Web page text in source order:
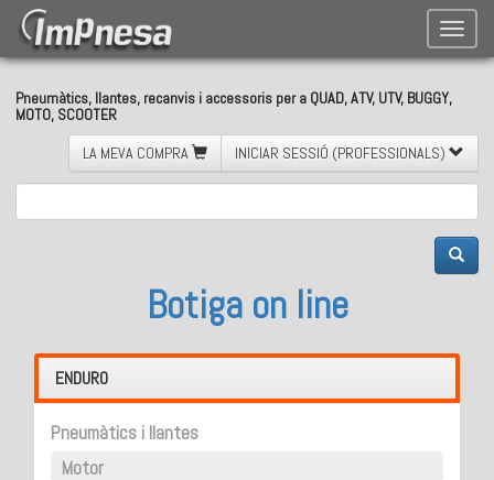
Toggle
Pneumàtics, llantes, recanvis i accessoris per a QUAD, ATV, UTV, BUGGY,
MOTO, SCOOTER
LA MEVA COMPRA
INICIAR SESSIÓ (PROFESSIONALS)
Botiga on line
ENDURO
Pneumàtics i llantes
Motor